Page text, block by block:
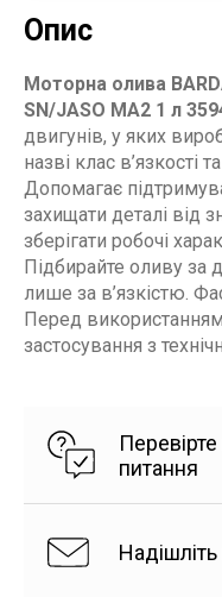
Опис
Моторна олива
SN/JASO MA2 1 л
двигунів, у яких
назві клас в’язкості
Допомагає
захищати деталі від
зберігати робочі
Підбирайте оливу за
лише за в’язкістю.
Перед використанням
застосування з
питання